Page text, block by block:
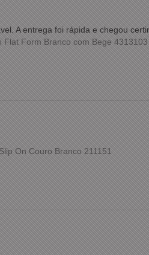
A entrega foi rápida e chegou
Form Branco com Bege 4313103
On Couro Branco 211151